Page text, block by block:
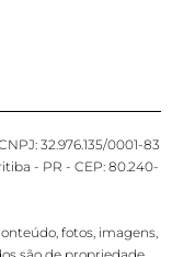
32.976.135/0001-83
- PR - CEP: 80.240-
fotos, imagens,